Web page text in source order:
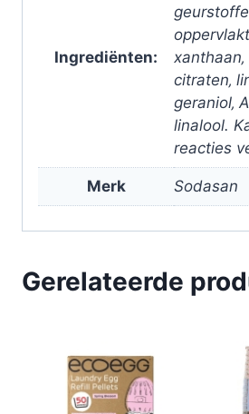
Ingrediënten:
xanthaan‚
citraten‚
geraniol‚
linalool.
reacties
Merk Sodasan
Gerelateerde